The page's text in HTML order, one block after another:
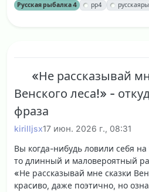
Русская рыбалка 4 рр4
«Не рассказывай
Венского леса!» -
фраза
kirilljsx17 июн. 2026 г., 08:31
Вы когда-нибудь ловили себя
то длинный и маловероятный
«Не рассказывай мне сказки
красиво, даже поэтично, но